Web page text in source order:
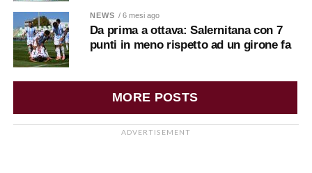
NEWS / 6 mesi ago
Da prima a ottava: Salernitana con 7
punti in meno rispetto ad un girone fa
MORE POSTS
ADVERTISEMENT